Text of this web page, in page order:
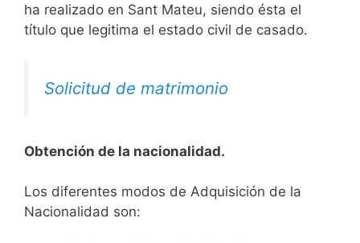
ha realizado en Sant Mateu, siendo ésta el
título que legitima el estado civil de casado.
Solicitud de matrimonio
Obtención de la nacionalidad.
​​​Los diferentes modos de Adquisición de la
Nacionalidad son: